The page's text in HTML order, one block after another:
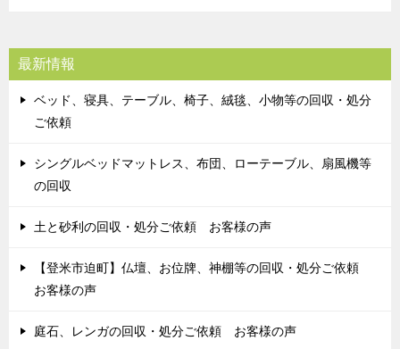
最新情報
ベッド、寝具、テーブル、椅子、絨毯、小物等の回収・処分
ご依頼
シングルベッドマットレス、布団、ローテーブル、扇風機等
の回収
土と砂利の回収・処分ご依頼 お客様の声
【登米市迫町】仏壇、お位牌、神棚等の回収・処分ご依頼
お客様の声
庭石、レンガの回収・処分ご依頼 お客様の声